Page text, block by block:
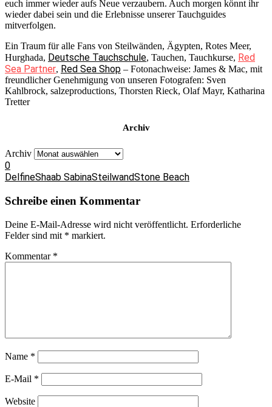
euch immer wieder aufs Neue verzaubern. Auch morgen könnt ihr
wieder dabei sein und die Erlebnisse unserer Tauchguides
mitverfolgen.
Ein Traum für alle Fans von Steilwänden, Ägypten, Rotes Meer,
Hurghada, Deutsche Tauchschule, Tauchen, Tauchkurse, Red
Sea Partner, Red Sea Shop – Fotonachweise: James & Mac, mit
freundlicher Genehmigung von unseren Fotografen: Sven
Kahlbrock, salzeproductions, Thorsten Rieck, Olaf Mayr, Katharina
Tretter
Archiv
Archiv
0
DelfineShaab SabinaSteilwandStone Beach
Schreibe einen Kommentar
Deine E-Mail-Adresse wird nicht veröffentlicht. Erforderliche
Felder sind mit * markiert.
Kommentar *
Name *
E-Mail *
Website